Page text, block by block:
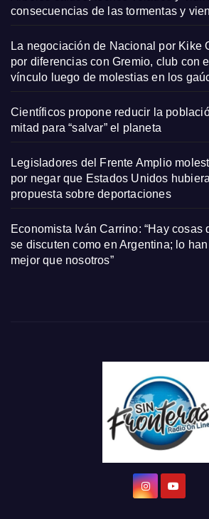
consecuencias de las tormentas y
La negociación de Nacional por Kike
por diferencias con Gremio, club con
vínculo luego de molestias en los
Científicos propone reducir la
mitad para “salvar” el planeta
Legisladores del Frente Amplio
por negar que Estados Unidos
propuesta sobre deportaciones
Economista Iván Carrino: “Hay cosas
se discuten como en Argentina; lo
mejor que nosotros”